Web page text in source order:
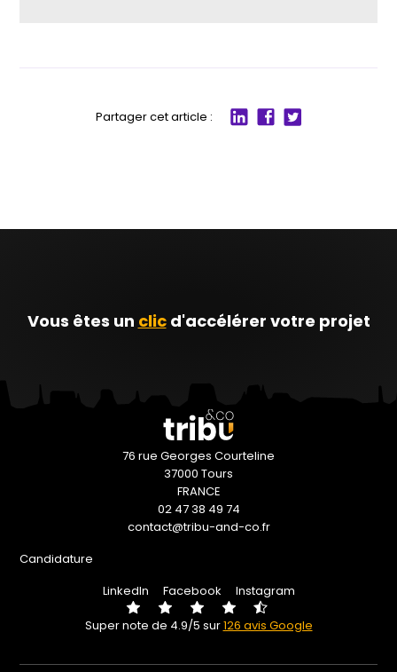
Partager cet article :
PartagerPartagerPartager
Vous êtes un clicd'accélérer votre projet
76 rue Georges Courteline
37000 Tours
FRANCE
02 47 38 49 74
contact@tribu-and-co.fr
Candidature
LinkedIn
Facebook Instagram
Super note de 4.9/5 sur126 avis Google